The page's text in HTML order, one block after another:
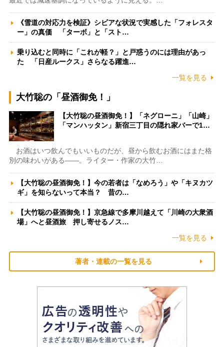
《雪道の対応力を検証》シビアな状況で実感した「フォレスタ
ー」の真価 「ターボ」と「スト…
乗り込むと同時に「これが軽？」と戸惑うのには理由があっ
た 「日産ルークス」さらなる躍進…
一覧を見る
大竹聡の「昼酒御免！」
【大竹聡の昼酒御免！】「ネグローニ」「山崎」
「マンハッタン」新宿三丁目の隠れ家バーで1…
お酒はいつ飲んでもいいものだが、昼から飲むお酒にはまた格
別の味わいがある――。ライター・作家の大竹…
【大竹聡の昼酒御免！】今の若者は「なめろう」や「キヌカツ
ギ」を知らないって本当？ 昔の…
【大竹聡の昼酒御免！】京急線で多摩川越えて「川崎の大衆酒
場」へと昼酒旅 押し寄せるノス…
一覧を見る
著者・連載の一覧を見る